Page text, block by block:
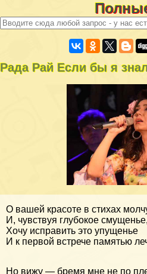
Рада Рай Если бы я
О вашей красоте в стихах
И, чувствуя глубокое смущенье,
Хочу исправить это упущенье
И к первой встрече памятью
Но вижу — бремя мне не по